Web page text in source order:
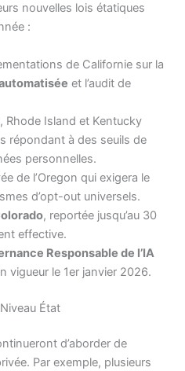
nouvelles lois étatiques
:
de Californie sur la
et l’audit de
Rhode Island et Kentucky
répondant à des seuils de
personnelles.
de l’Oregon qui exigera le
d’opt-out universels.
, reportée jusqu’au 30
effective.
Responsable de l’IA
vigueur le 1er janvier 2026.
État
d’aborder de
Par exemple, plusieurs